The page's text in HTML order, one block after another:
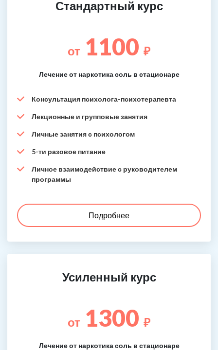
Стандартный курс
от 1100 ₽
Лечение от наркотика соль в стационаре
Консультация психолога-психотерапевта
Лекционные и групповые занятия
Личные занятия с психологом
5-ти разовое питание
Личное взаимодействие с руководителем
программы
Подробнее
Усиленный курс
от 1300 ₽
Лечение от наркотика соль в стационаре